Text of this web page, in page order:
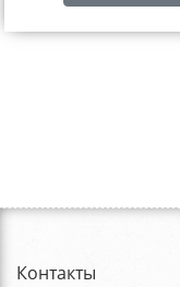
Контакты